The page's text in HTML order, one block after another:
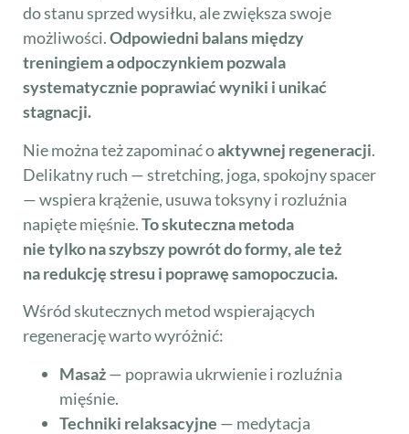
do stanu sprzed wysiłku, ale zwiększa swoje
możliwości.Odpowiedni balans między
treningiem a odpoczynkiem pozwala
systematycznie poprawiać wyniki i unikać
stagnacji.
Nie można też zapominać oaktywnej regeneracji.
Delikatny ruch — stretching, joga, spokojny spacer
— wspiera krążenie, usuwa toksyny i rozluźnia
napięte mięśnie.To skuteczna metoda
nie tylko na szybszy powrót do formy, ale też
na redukcję stresu i poprawę samopoczucia.
Wśród skutecznych metod wspierających
regenerację warto wyróżnić:
Masaż— poprawia ukrwienie i rozluźnia
mięśnie.
Techniki relaksacyjne — medytacja